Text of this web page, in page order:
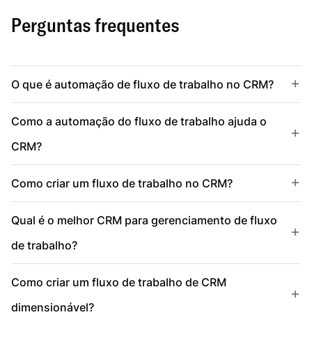
Perguntas frequentes
O que é automação de fluxo de trabalho no CRM?
Como a automação do fluxo de trabalho ajuda o
CRM?
Como criar um fluxo de trabalho no CRM?
Qual é o melhor CRM para gerenciamento de fluxo
de trabalho?
Como criar um fluxo de trabalho de CRM
dimensionável?